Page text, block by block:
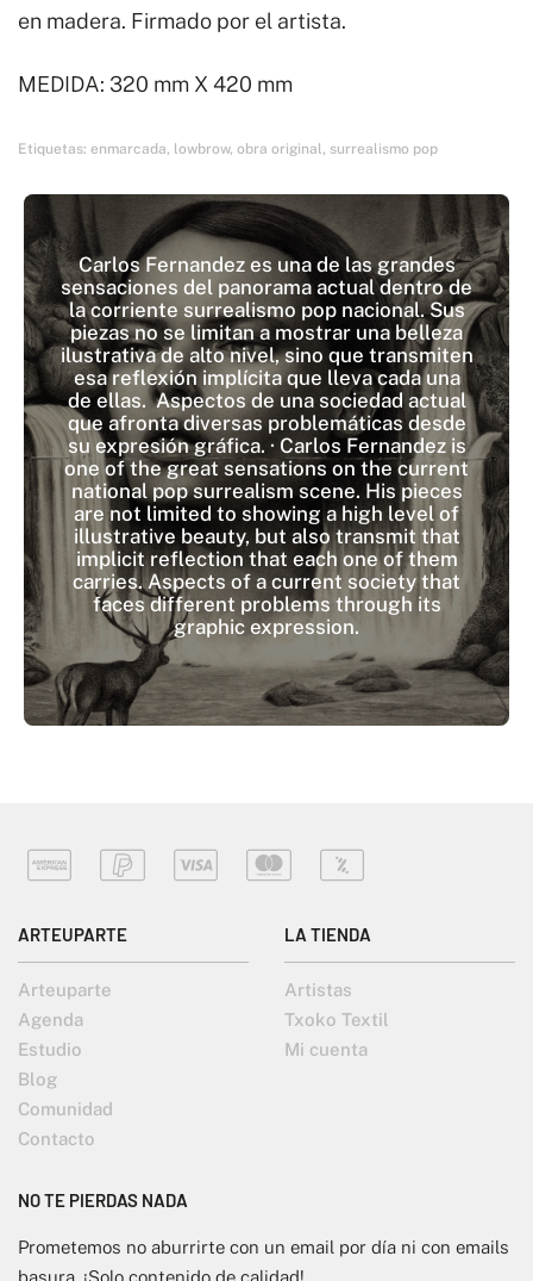
en madera. Firmado por el artista.
MEDIDA: 320 mm X 420 mm
Etiquetas: enmarcada, lowbrow, obra original, surrealismo pop
Carlos Fernandez es una de las grandes
sensaciones del panorama actual dentro de
la corriente surrealismo pop nacional. Sus
piezas no se limitan a mostrar una belleza
ilustrativa de alto nivel, sino que transmiten
esa reflexión implícita que lleva cada una
de ellas. Aspectos de una sociedad actual
que afronta diversas problemáticas desde
su expresión gráfica. · Carlos Fernandez is
one of the great sensations on the current
national pop surrealism scene. His pieces
are not limited to showing a high level of
illustrative beauty, but also transmit that
implicit reflection that each one of them
carries. Aspects of a current society that
faces different problems through its
graphic expression.
ARTEUPARTE
Arteuparte
Agenda
Estudio
Blog
Comunidad
Contacto
LA TIENDA
Artistas
Txoko Textil
Mi cuenta
NO TE PIERDAS NADA
Prometemos no aburrirte con un email por día ni con emails
basura. ¡Solo contenido de calidad!